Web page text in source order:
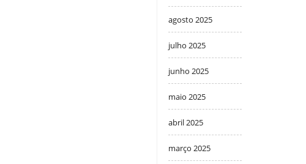
agosto 2025
julho 2025
junho 2025
maio 2025
abril 2025
março 2025